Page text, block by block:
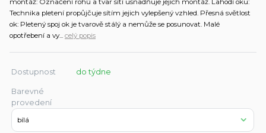
montáž: Označení rohů a tvar sítí usnadňuje jejich montáž. Lahodí oku:
Technika pletení propůjčuje sítím jejich vylepšený vzhled. Přesná světlost
ok: Pletený spoj ok je tvarově stálý a nemůže se posunovat. Malé
opotřebení a vy... celý popis
Dostupnost do týdne
Barevné
provedení